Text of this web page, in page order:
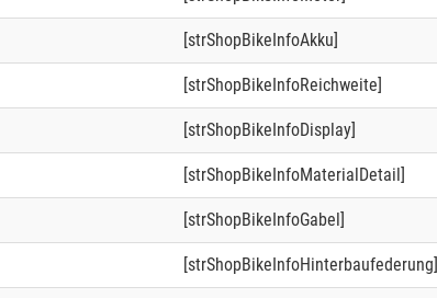
[strShopBikeInfoAkku]
[strShopBikeInfoReichweite]
[strShopBikeInfoDisplay]
[strShopBikeInfoMaterialDetail]
[strShopBikeInfoGabel]
[strShopBikeInfoHinterbaufederung]